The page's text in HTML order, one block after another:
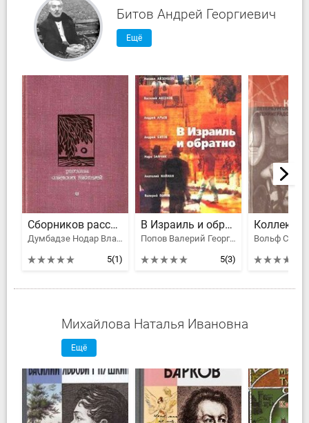
Битов Андрей Георгиевич
Ещё
Сборников рассказов советских писателей
Думбадзе Нодар Владимирович, Ауэзов Мухтар, Можаев Борис Андреевич, Бондарев Юрий Васильевич, Искандер Фазиль Абдулович, Гончар Олесь, Битов Андрей Георгиевич, Нилин Павел Филиппович, Казаков Юрий Павлович, Распутин Валентин Григорьевич, Тютюнник Григор Михайлович, Сушинский Богдан Иванович, Ким Анатолий Андреевич, Борщаговский Александр Михайлович, Солоухин Владимир Алексеевич, Трифонов Юрий Валентинович, Носов Евгений Иванович, Абу-Бакар Ахмедхан, Салури Рейн, Худайназаров Бердыназар, Семенов Георгий Витальевич, Рекемчук Александр Еевич, Смуул Юхан Ю., Ахвледиани Эрлом, Стрельцов Михаил Леонович, Матевосян Грант Игнатьевич, Чиковани Григол Самсонович, Ибрагимбеков Рустам Ибрагимович, Менюк Георгий Николаевич, Байджиев Мар Ташимович
5(1)
В Израиль и обратно. Путешествие во времени и пространстве.
Попов Валерий Георгиевич, Улицкая Людмила Евгеньевна, Аксенов Василий Павлович, Найман Анатолий Генрихович, Битов Андрей Георгиевич, Зайчик Марк, Арьев Андрей Юрьевич, Айзенберг Михаил Натанович
5(3)
Михайлова Наталья Ивановна
Ещё